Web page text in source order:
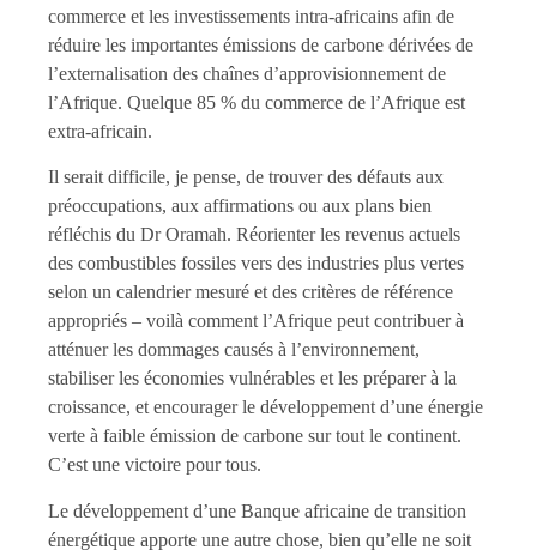
commerce et les investissements intra-africains afin de
réduire les importantes émissions de carbone dérivées de
l’externalisation des chaînes d’approvisionnement de
l’Afrique. Quelque 85 % du commerce de l’Afrique est
extra-africain.
Il serait difficile, je pense, de trouver des défauts aux
préoccupations, aux affirmations ou aux plans bien
réfléchis du Dr Oramah. Réorienter les revenus actuels
des combustibles fossiles vers des industries plus vertes
selon un calendrier mesuré et des critères de référence
appropriés – voilà comment l’Afrique peut contribuer à
atténuer les dommages causés à l’environnement,
stabiliser les économies vulnérables et les préparer à la
croissance, et encourager le développement d’une énergie
verte à faible émission de carbone sur tout le continent.
C’est une victoire pour tous.
Le développement d’une Banque africaine de transition
énergétique apporte une autre chose, bien qu’elle ne soit